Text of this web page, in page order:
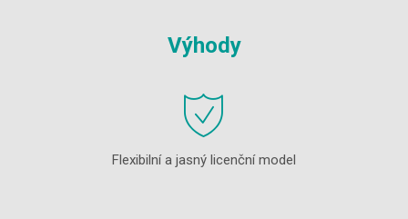
Výhody
Flexibilní a jasný licenční model